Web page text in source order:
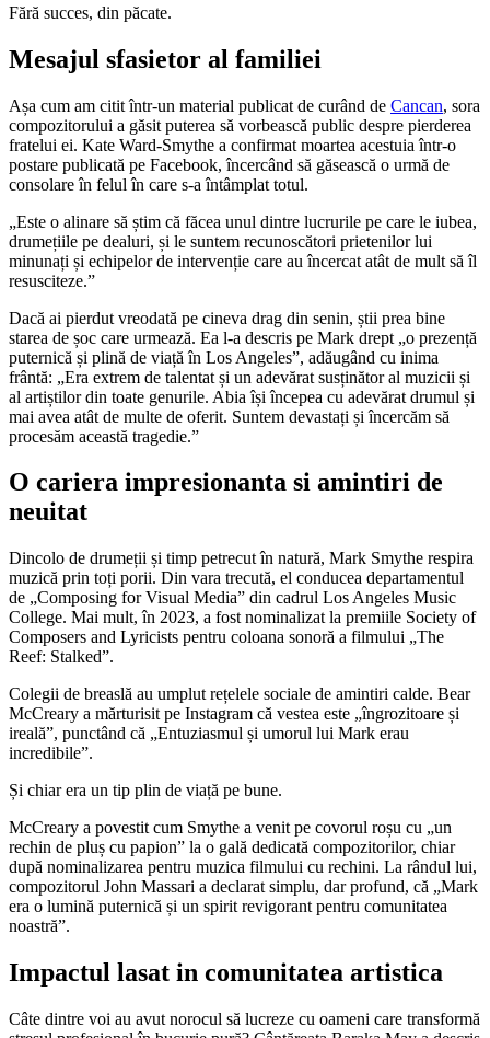
Fără succes, din păcate.
Mesajul sfasietor al familiei
Așa cum am citit într-un material publicat de curând de Cancan, sora
compozitorului a găsit puterea să vorbească public despre pierderea
fratelui ei. Kate Ward-Smythe a confirmat moartea acestuia într-o
postare publicată pe Facebook, încercând să găsească o urmă de
consolare în felul în care s-a întâmplat totul.
„Este o alinare să știm că făcea unul dintre lucrurile pe care le iubea,
drumețiile pe dealuri, și le suntem recunoscători prietenilor lui
minunați și echipelor de intervenție care au încercat atât de mult să îl
resusciteze.”
Dacă ai pierdut vreodată pe cineva drag din senin, știi prea bine
starea de șoc care urmează. Ea l-a descris pe Mark drept „o prezență
puternică și plină de viață în Los Angeles”, adăugând cu inima
frântă: „Era extrem de talentat și un adevărat susținător al muzicii și
al artiștilor din toate genurile. Abia își începea cu adevărat drumul și
mai avea atât de multe de oferit. Suntem devastați și încercăm să
procesăm această tragedie.”
O cariera impresionanta si amintiri de
neuitat
Dincolo de drumeții și timp petrecut în natură, Mark Smythe respira
muzică prin toți porii. Din vara trecută, el conducea departamentul
de „Composing for Visual Media” din cadrul Los Angeles Music
College. Mai mult, în 2023, a fost nominalizat la premiile Society of
Composers and Lyricists pentru coloana sonoră a filmului „The
Reef: Stalked”.
Colegii de breaslă au umplut rețelele sociale de amintiri calde. Bear
McCreary a mărturisit pe Instagram că vestea este „îngrozitoare și
ireală”, punctând că „Entuziasmul și umorul lui Mark erau
incredibile”.
Și chiar era un tip plin de viață pe bune.
McCreary a povestit cum Smythe a venit pe covorul roșu cu „un
rechin de pluș cu papion” la o gală dedicată compozitorilor, chiar
după nominalizarea pentru muzica filmului cu rechini. La rândul lui,
compozitorul John Massari a declarat simplu, dar profund, că „Mark
era o lumină puternică și un spirit revigorant pentru comunitatea
noastră”.
Impactul lasat in comunitatea artistica
Câte dintre voi au avut norocul să lucreze cu oameni care transformă